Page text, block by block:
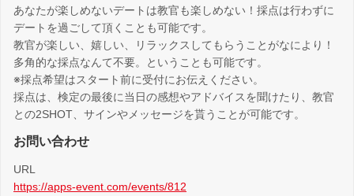
あなたが楽しめないデートは教官も楽しめない！採点は行わずに
デートを過ごして頂くことも可能です。
教官が楽しい、嬉しい、リラックスしてもらうことがなにより！
多角的な採点なんて不要。ということも可能です。
※採点希望はスタート前に受付にお伝えください。
採点は、検定の最後に当日の感想やアドバイスを聞けたり、教官
との2SHOT、サインやメッセージを貰うことが可能です。
お問い合わせ
URL
https://apps-event.com/events/812